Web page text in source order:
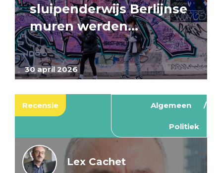
30 april 2026
sluipenderwijs Berlijnse
muren werden…
Recensie Algemeen
Politiek
Lex Cachet